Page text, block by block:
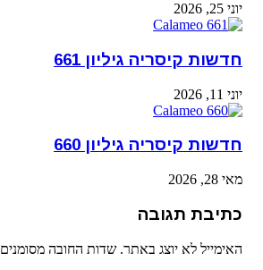
יוני 25, 2026
חדשות קיסריה גיליון 661
יוני 11, 2026
חדשות קיסריה גיליון 660
מאי 28, 2026
כתיבת תגובה
האימייל לא יוצג באתר. שדות החובה מסומנים